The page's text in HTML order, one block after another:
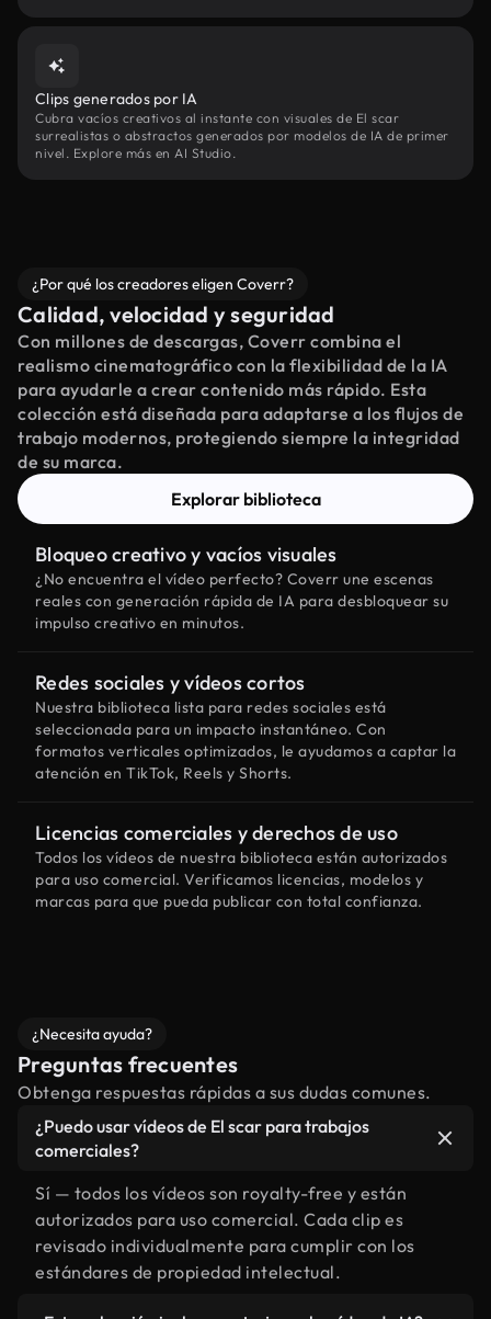
Clips generados por IA
Cubra vacíos creativos al instante con visuales de El scar
surrealistas o abstractos generados por modelos de IA de primer
nivel. Explore más en AI Studio.
¿Por qué los creadores eligen Coverr?
Calidad, velocidad y seguridad
Con millones de descargas, Coverr combina el
realismo cinematográfico con la flexibilidad de la IA
para ayudarle a crear contenido más rápido. Esta
colección está diseñada para adaptarse a los flujos de
trabajo modernos, protegiendo siempre la integridad
de su marca.
Explorar biblioteca
Bloqueo creativo y vacíos visuales
¿No encuentra el vídeo perfecto? Coverr une escenas
reales con generación rápida de IA para desbloquear su
impulso creativo en minutos.
Redes sociales y vídeos cortos
Nuestra biblioteca lista para redes sociales está
seleccionada para un impacto instantáneo. Con
formatos verticales optimizados, le ayudamos a captar la
atención en TikTok, Reels y Shorts.
Licencias comerciales y derechos de uso
Todos los vídeos de nuestra biblioteca están autorizados
para uso comercial. Verificamos licencias, modelos y
marcas para que pueda publicar con total confianza.
¿Necesita ayuda?
Preguntas frecuentes
Obtenga respuestas rápidas a sus dudas comunes.
¿Puedo usar vídeos de El scar para trabajos
comerciales?
Sí — todos los vídeos son royalty-free y están
autorizados para uso comercial. Cada clip es
revisado individualmente para cumplir con los
estándares de propiedad intelectual.